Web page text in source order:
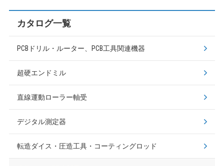
カタログ一覧
PCBドリル・ルーター、PCB工具関連機器
超硬エンドミル
直線運動ローラー軸受
デジタル測定器
転造ダイス・圧造工具・コーティングロッド